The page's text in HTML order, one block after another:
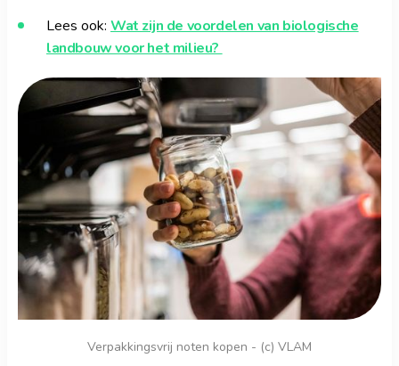
Lees ook: Wat zijn de voordelen van biologische
landbouw voor het milieu?
Verpakkingsvrij noten kopen - (c) VLAM